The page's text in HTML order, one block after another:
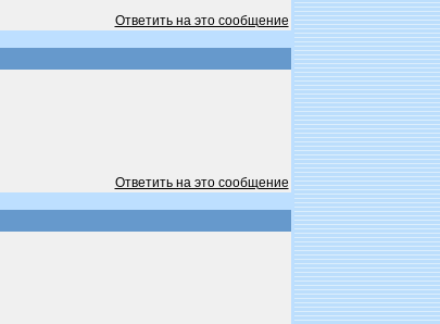
Ответить на это сообщение
Ответить на это сообщение